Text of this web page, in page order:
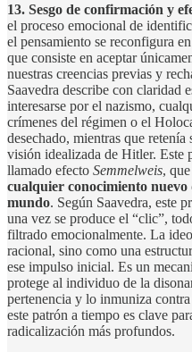
13. Sesgo de confirmación y
el proceso emocional de
el pensamiento se reconfigura
que consiste en aceptar
nuestras creencias previas y
Saavedra describe con claridad
interesarse por el nazismo,
crímenes del régimen o el
desechado, mientras que
visión idealizada de Hitler. Este
llamado efecto Semmelweis,
cualquier conocimiento
mundo. Según Saavedra, este
una vez se produce el “clic”,
filtrado emocionalmente. La
racional, sino como una
ese impulso inicial. Es un
protege al individuo de la
pertenencia y lo inmuniza
este patrón a tiempo es clave
radicalización más profundos.